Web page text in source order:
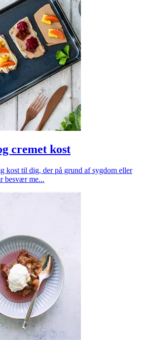
cremet kost
kost til dig, der på grund af sygdom eller
besvær me...